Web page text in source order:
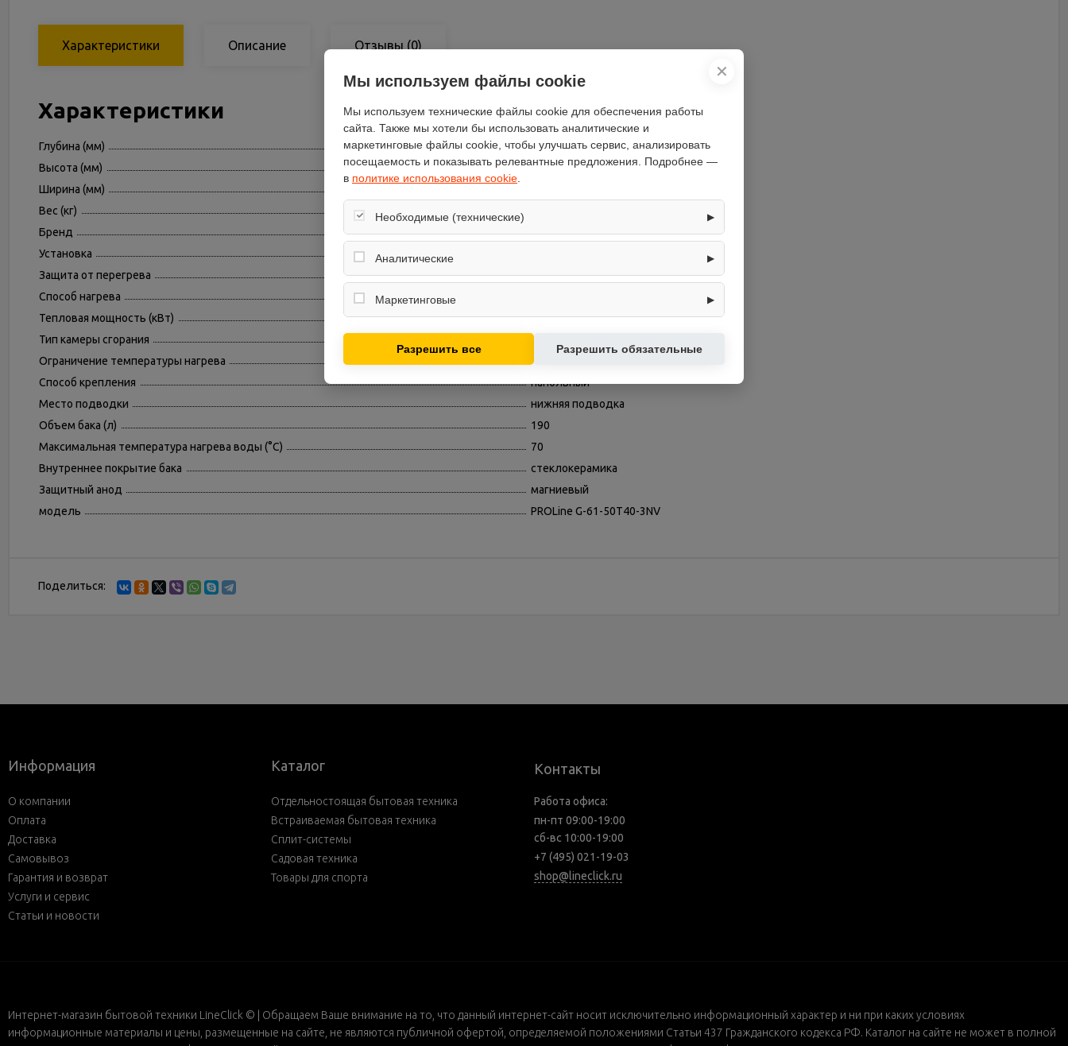
Характеристики Описание Отзывы (0)
Характеристики
Глубина (мм)
508
Высота (мм)
1450
Ширина (мм)
Вес (кг)
Бренд
American Water Heater
Установка
Защита от перегрева
есть
Способ нагрева
Тепловая мощность (кВт)
11.70
Тип камеры сгорания
открытый
Ограничение температуры нагрева
есть
Способ крепления
напольный
Место подводки
нижняя подводка
Объем бака (л)
190
Максимальная температура нагрева воды (°С)
70
Внутреннее покрытие бака
стеклокерамика
Защитный анод
магниевый
модель
PROLine G-61-50T40-3NV
Поделиться:
Информация
О компании
Оплата
Доставка
Самовывоз
Гарантия и возврат
Услуги и сервис
Статьи и новости
Каталог
Отдельностоящая бытовая техника
Встраиваемая бытовая техника
Сплит-системы
Садовая техника
Товары для спорта
Контакты
Работа офиса:
пн-пт 09:00-19:00
сб-вс 10:00-19:00
+7 (495) 021-19-03
shop@lineclick.ru
Интернет-магазин бытовой техники LineClick © | Обращаем Ваше внимание на то, что данный интернет-сайт носит исключительно информационный характер и ни при каких условиях
информационные материалы и цены, размещенные на сайте, не являются публичной офертой, определяемой положениями Статьи 437 Гражданского кодекса РФ. Каталог на сайте не может в полной
✕
Мы используем файлы cookie
Мы используем технические файлы cookie для обеспечения работы
сайта. Также мы хотели бы использовать аналитические и
маркетинговые файлы cookie, чтобы улучшать сервис, анализировать
посещаемость и показывать релевантные предложения. Подробнее —
в политике использования cookie
Необходимые (технические) ▶
Обеспечивают корректную работу сайта: оформление заказа, корзина,
вход в личный кабинет. Без них основные функции могут быть
Аналитические ▶
Собирают обезличенную информацию о посещениях и использовании
сайта (например, счётчики аналитики), помогают улучшать интерфейс и
Маркетинговые ▶
Разрешить все Разрешить обязательные